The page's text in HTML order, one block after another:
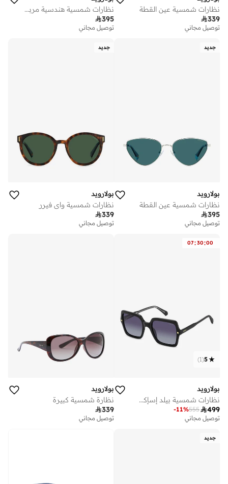
نظارات شمسية عين القطة
339
توصيل مجاني
نظارات شمسية هندسية مربعة
395
توصيل مجاني
جديد
بولارويد
نظارات شمسية عين القطة
395
توصيل مجاني
جديد
بولارويد
نظارات شمسية واي فيرر
339
توصيل مجاني
07:30:00
5
(
1
)
بولارويد
نظارات شمسية بيلد إسإكس واي فيريرز
499
555
-11%
توصيل مجاني
بولارويد
نظارة شمسية كبيرة
339
توصيل مجاني
جديد